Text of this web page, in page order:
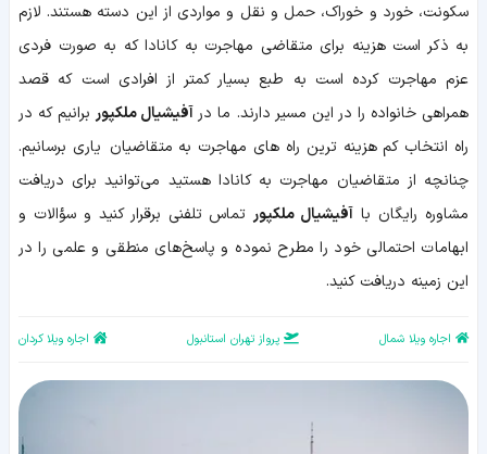
سکونت، خورد و خوراک، حمل‌ و نقل و مواردی از این دسته هستند. لازم
به ذکر است هزینه‌ برای متقاضی مهاجرت به کانادا که به ‌صورت فردی
عزم مهاجرت کرده است به طبع بسیار کمتر از افرادی است که قصد
همراهی خانواده را در این مسیر دارند. ما در آفیشیال ملکپوربرانیم که در
راه انتخاب کم‌ هزینه‌ ترین راه‌ های مهاجرت به متقاضیان یاری برسانیم.
چنانچه از متقاضیان مهاجرت به کانادا هستید می‌توانید برای دریافت
مشاوره رایگان با آفیشیال ملکپورتماس تلفنی برقرار کنید و سؤالات و
ابهامات احتمالی خود را مطرح نموده و پاسخ‌های منطقی و علمی را در
این زمینه دریافت کنید.
اجاره ویلا شمال پرواز تهران استانبول اجاره ویلا کردان